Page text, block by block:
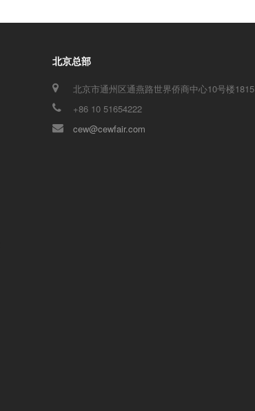
北京总部
北京市通州区通燕路世界侨商中心10号楼1815
+86 10 51654222
cew@cewfair.com